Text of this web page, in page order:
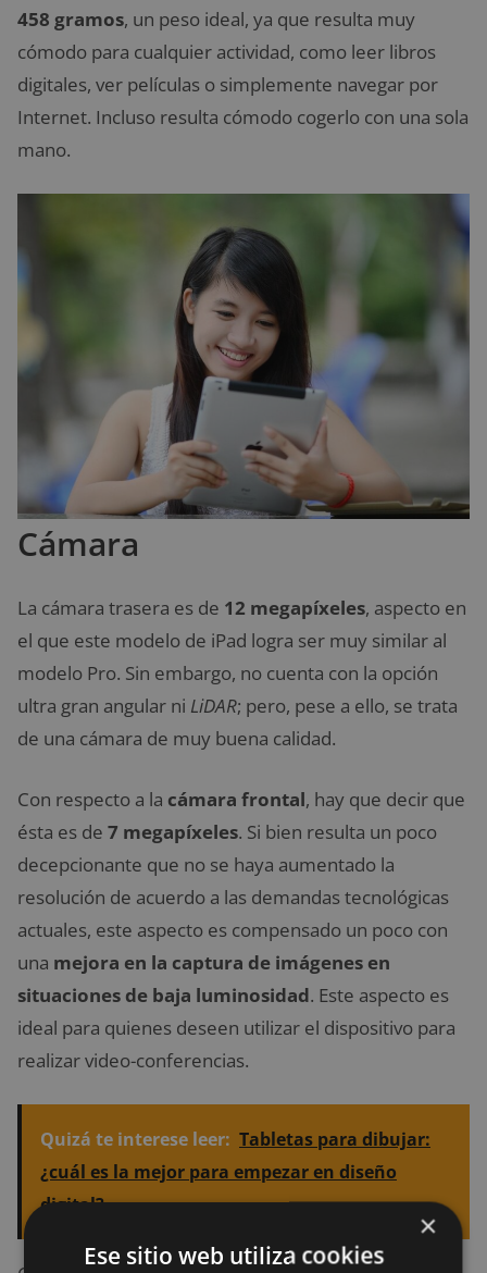
458 gramos, un peso ideal, ya que resulta muy
cómodo para cualquier actividad, como leer libros
digitales, ver películas o simplemente navegar por
Internet. Incluso resulta cómodo cogerlo con una sola
mano.
Cámara
La cámara trasera es de 12 megapíxeles, aspecto en
el que este modelo de iPad logra ser muy similar al
modelo Pro. Sin embargo, no cuenta con la opción
ultra gran angular ni LiDAR; pero, pese a ello, se trata
de una cámara de muy buena calidad.
Con respecto a la cámara frontal, hay que decir que
ésta es de 7 megapíxeles. Si bien resulta un poco
decepcionante que no se haya aumentado la
resolución de acuerdo a las demandas tecnológicas
actuales, este aspecto es compensado un poco con
una mejora en la captura de imágenes en
situaciones de baja luminosidad. Este aspecto es
ideal para quienes deseen utilizar el dispositivo para
realizar video-conferencias.
Quizá te interese leer: Tabletas para dibujar:
¿cuál es la mejor para empezar en diseño
digital?
×
Ese sitio web utiliza cookies